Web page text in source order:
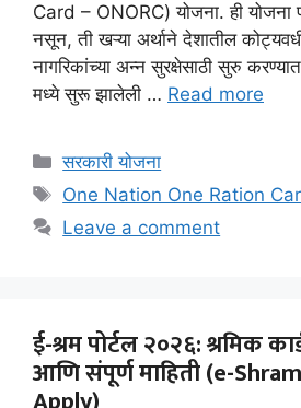
Card – ONORC) योजना. ही योजना
नसून, ती खऱ्या अर्थाने देशातील
नागरिकांच्या अन्न सुरक्षेसाठी सुरु
मध्ये सुरू झालेली … Read more
Categories
सरकारी योजना
Tags
One Nation One Ration
Leave a comment
ई-श्रम पोर्टल २०२६: श्रमिक
आणि संपूर्ण माहिती (e-